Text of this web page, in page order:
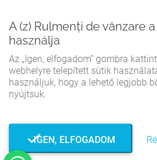
FELHASZNÁLÁSI FELTÉTELEK
ADATVÉDELMI IRÁNYELVEK
COOKIE-IRÁNYELVEK
KAPCSOLATBA LÉPNI
© Rulmenți de vânzare 2026. Minden
A (z) Rulmenți de vânzare
használja
Az „Igen, elfogadom” gombra
webhelyre telepített sütik
használjuk, hogy a lehető legjobb
nyújtsuk.
IGEN, ELFOGADOM